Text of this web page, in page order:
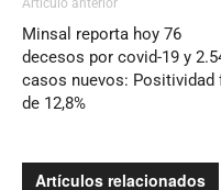
Artículo anterior
Minsal reporta hoy 76
decesos por covid-19 y
casos nuevos: Positividad
de 12,8%
Artículos relacionados